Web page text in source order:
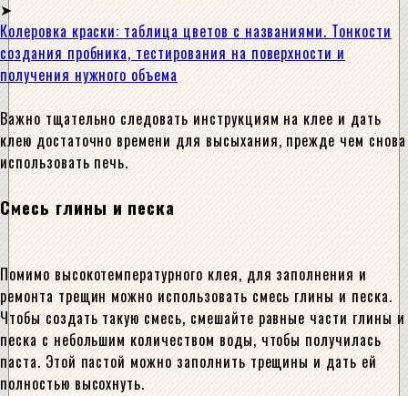
Колеровка краски: таблица цветов с названиями. Тонкости
создания пробника, тестирования на поверхности и
получения нужного объема
Важно тщательно следовать инструкциям на клее и дать
клею достаточно времени для высыхания, прежде чем снова
использовать печь.
Смесь глины и песка
Помимо высокотемпературного клея, для заполнения и
ремонта трещин можно использовать смесь глины и песка.
Чтобы создать такую смесь, смешайте равные части глины и
песка с небольшим количеством воды, чтобы получилась
паста. Этой пастой можно заполнить трещины и дать ей
полностью высохнуть.